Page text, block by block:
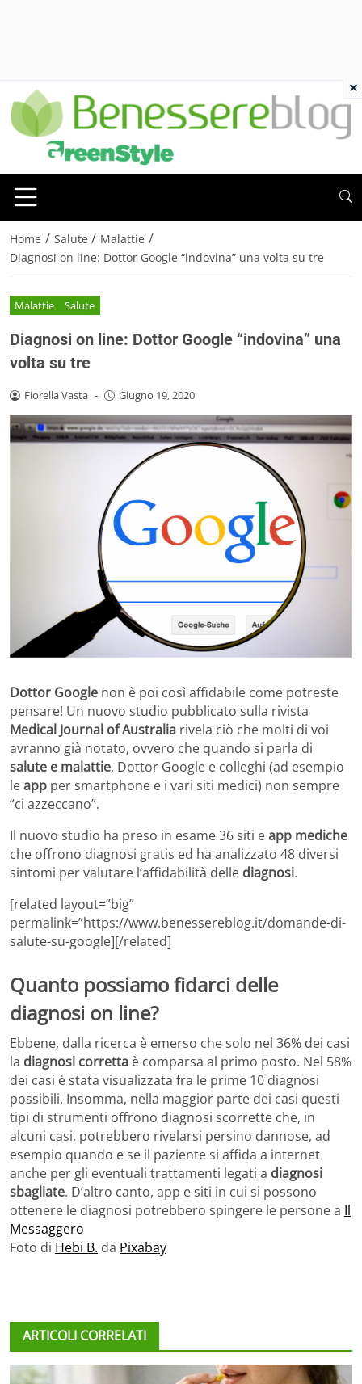
Home / Salute / Malattie /
Diagnosi on line: Dottor Google “indovina” una volta su tre
Malattie Salute
Diagnosi on line: Dottor Google “indovina” una
volta su tre
Fiorella Vasta - Giugno 19, 2020
Dottor Google non è poi così affidabile come potreste
pensare! Un nuovo studio pubblicato sulla rivista
Medical Journal of Australia rivela ciò che molti di voi
avranno già notato, ovvero che quando si parla di
salute e malattie, Dottor Google e colleghi (ad esempio
leapp per smartphone e i vari siti medici) non sempre
“ci azzeccano”.
Il nuovo studio ha preso in esame 36 siti eapp mediche
che offrono diagnosi gratis ed ha analizzato 48 diversi
sintomi per valutare l’affidabilità delle diagnosi.
[related layout=”big”
permalink=”https://www.benessereblog.it/domande-di-
salute-su-google][/related]
Quanto possiamo fidarci delle
diagnosi on line?
Ebbene, dalla ricerca è emerso che solo nel 36% dei casi
la diagnosi corretta è comparsa al primo posto. Nel 58%
dei casi è stata visualizzata fra le prime 10 diagnosi
possibili. Insomma, nella maggior parte dei casi questi
tipi di strumenti offrono diagnosi scorrette che, in
alcuni casi, potrebbero rivelarsi persino dannose, ad
esempio quando e se il paziente si affida a internet
anche per gli eventuali trattamenti legati a diagnosi
sbagliate. D’altro canto, app e siti in cui si possono
ottenere le diagnosi potrebbero spingere le persone a Il
Messaggero
Foto di Hebi B. da Pixabay
ARTICOLI CORRELATI
×